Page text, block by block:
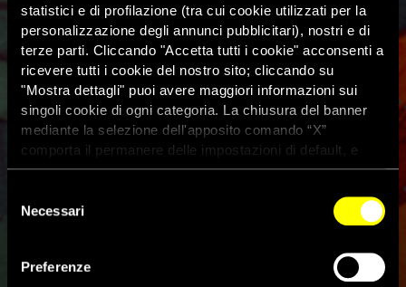
statistici e di profilazione (tra cui cookie utilizzati per la
personalizzazione degli annunci pubblicitari), nostri e di
terze parti. Cliccando "Accetta tutti i cookie" acconsenti a
ricevere tutti i cookie del nostro sito; cliccando su
"Mostra dettagli" puoi avere maggiori informazioni sui
singoli cookie di ogni categoria. La chiusura del banner
mediante la selezione dell'apposito comando “X”
comporta il permanere delle impostazioni di default, e
dunque la continuazione della navigazione con i cookie
dei cookie attivi sul sito clicca
delNecessari
Preferenze
Usa, gli artefici del programma